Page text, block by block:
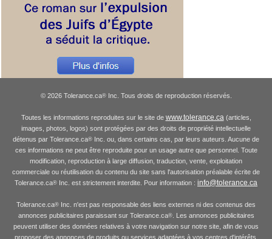
© 2026 Tolerance.ca®Inc. Tous droits de reproduction réservés.
Toutes les informations reproduites sur le site de www.tolerance.ca(articles,
images, photos, logos) sont protégées par des droits de propriété intellectuelle
détenus par Tolerance.ca® Inc. ou, dans certains cas, par leurs auteurs. Aucune de
ces informations ne peut être reproduite pour un usage autre que personnel. Toute
modification, reproduction à large diffusion, traduction, vente, exploitation
commerciale ou réutilisation du contenu du site sans l'autorisation préalable écrite de
Tolerance.ca® Inc. est strictement interdite. Pour information : info@tolerance.ca
Tolerance.ca® Inc. n'est pas responsable des liens externes ni des contenus des
annonces publicitaires paraissant sur Tolerance.ca®. Les annonces publicitaires
peuvent utiliser des données relatives à votre navigation sur notre site, afin de vous
proposer des annonces de produits ou services adaptées à vos centres d'intérêts.